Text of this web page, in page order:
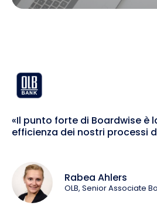
«Il punto forte di Boardwise è
efficienza dei nostri processi
Rabea Ahlers
OLB, Senior Associate